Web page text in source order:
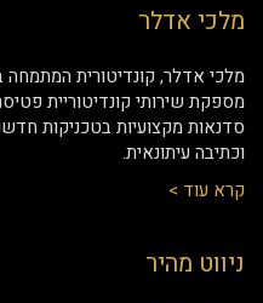
מלכי אדלר
מלכי אדלר, קונדיטורית המתמחה
מספקת שירותי קונדיטוריית
סדנאות מקצועיות בטכניקות
וכתיבה עיתונאית.
קרא עוד >
ניווט מהיר